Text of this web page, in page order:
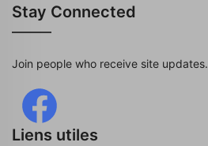
Stay Connected
Join people who receive site updates.
Liens utiles